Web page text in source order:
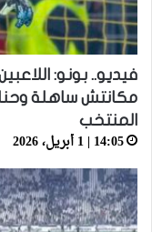
فيديو.. بونو:
مكانتش ساهلة وحنا
المنتخب
14:05 | 1 أبريل، 2026